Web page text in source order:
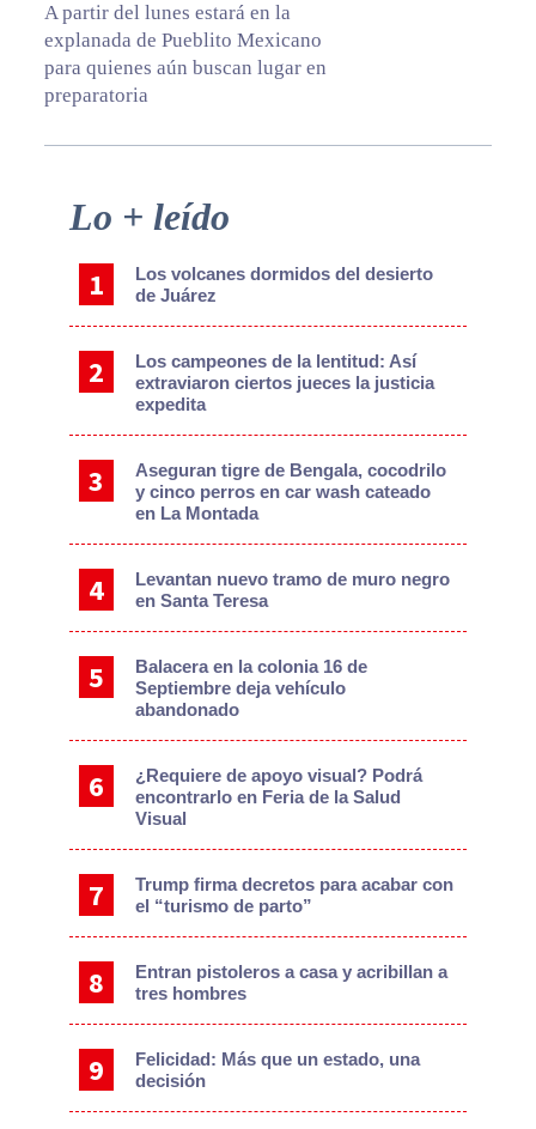
A partir del lunes estará en la
explanada de Pueblito Mexicano
para quienes aún buscan lugar en
preparatoria
Primary
Lo + leído
Los volcanes dormidos del desierto
de Juárez
Los campeones de la lentitud: Así
extraviaron ciertos jueces la justicia
expedita
Aseguran tigre de Bengala, cocodrilo
y cinco perros en car wash cateado
en La Montada
Levantan nuevo tramo de muro negro
en Santa Teresa
Balacera en la colonia 16 de
Septiembre deja vehículo
abandonado
¿Requiere de apoyo visual? Podrá
encontrarlo en Feria de la Salud
Visual
Trump firma decretos para acabar con
el “turismo de parto”
Entran pistoleros a casa y acribillan a
tres hombres
Felicidad: Más que un estado, una
decisión